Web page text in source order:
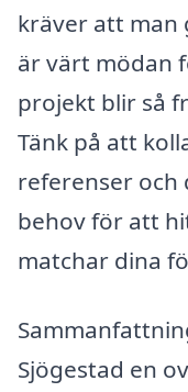
kräver att man
är värt mödan
projekt blir så
Tänk på att
referenser och
behov för att
matchar dina
Sjögestad en